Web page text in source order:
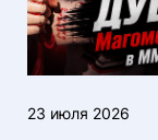
23 июля 2026